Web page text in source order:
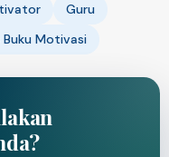
Guru
Buku Motivasi